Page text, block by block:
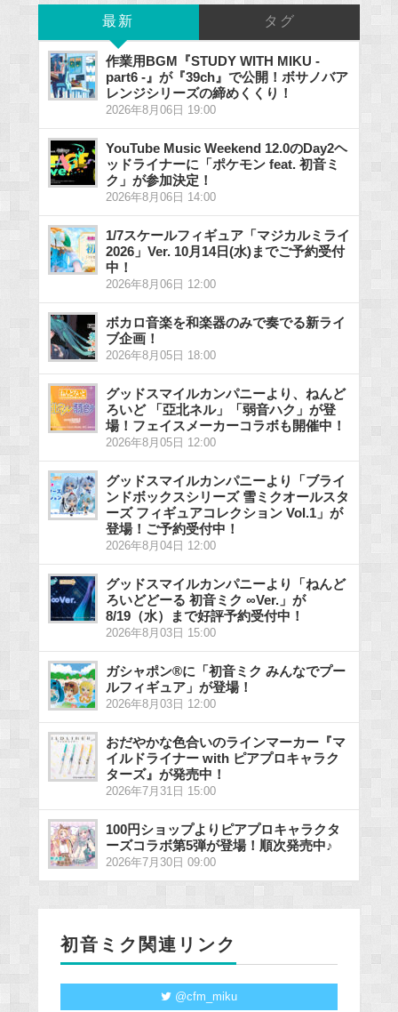
最新 タグ
作業用BGM『STUDY WITH MIKU -
part6 -』が『39ch』で公開！ボサノバア
レンジシリーズの締めくくり！
2026年8月06日 19:00
YouTube Music Weekend 12.0のDay2ヘ
ッドライナーに「ポケモン feat. 初音ミ
ク」が参加決定！
2026年8月06日 14:00
1/7スケールフィギュア「マジカルミライ
2026」Ver. 10月14日(水)までご予約受付
中！
2026年8月06日 12:00
ボカロ音楽を和楽器のみで奏でる新ライ
ブ企画！
2026年8月05日 18:00
グッドスマイルカンパニーより、ねんど
ろいど 「亞北ネル」「弱音ハク」が登
場！フェイスメーカーコラボも開催中！
2026年8月05日 12:00
グッドスマイルカンパニーより「ブライ
ンドボックスシリーズ 雪ミクオールスタ
ーズ フィギュアコレクション Vol.1」が
登場！ご予約受付中！
2026年8月04日 12:00
グッドスマイルカンパニーより「ねんど
ろいどどーる 初音ミク ∞Ver.」が
8/19（水）まで好評予約受付中！
2026年8月03日 15:00
ガシャポン®に「初音ミク みんなでプー
ルフィギュア」が登場！
2026年8月03日 12:00
おだやかな色合いのラインマーカー『マ
イルドライナー with ピアプロキャラク
ターズ』が発売中！
2026年7月31日 15:00
100円ショップよりピアプロキャラクタ
ーズコラボ第5弾が登場！順次発売中♪
2026年7月30日 09:00
初音ミク関連リンク
@cfm_miku